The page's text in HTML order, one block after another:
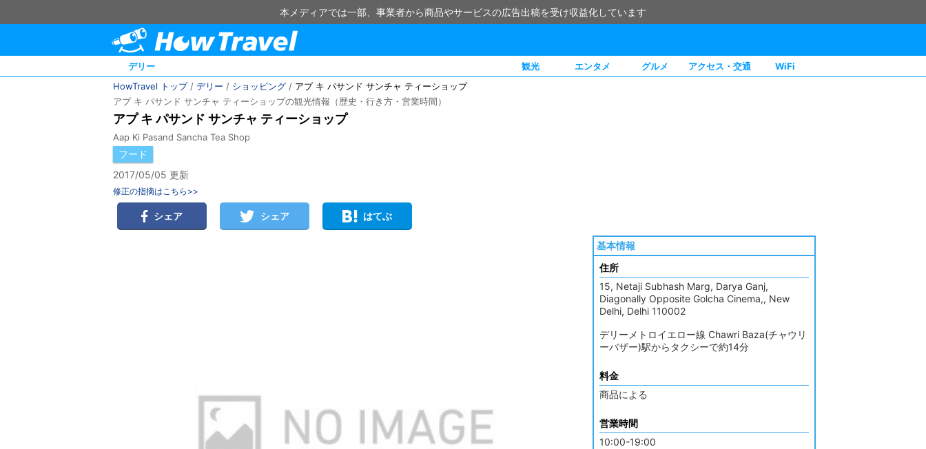
本メディアでは一部、事業者から商品やサービスの広告出稿を受け収益化しています
デリー 観光 エンタメ グルメ アクセス・交通
WiFi
HowTravel トップ/ デリー / ショッピング / アプ キ パサンド サンチャ ティーショップ
アプ キ パサンド サンチャ ティーショップの観光情報（歴史・行き方・営業時間）
アプ キ パサンド サンチャ ティーショップ
Aap Ki Pasand Sancha Tea Shop
フード
2017/05/05 更新
修正の指摘はこちら>>
シェア シェア はてぶ
基本情報
住所
15, Netaji Subhash Marg, Darya Ganj,
Diagonally Opposite Golcha Cinema,, New
Delhi, Delhi 110002
デリーメトロイエロー線 Chawri Baza(チャウリ
ーバザー)駅からタクシーで約14分
料金
商品による
営業時間
10:00-19:00